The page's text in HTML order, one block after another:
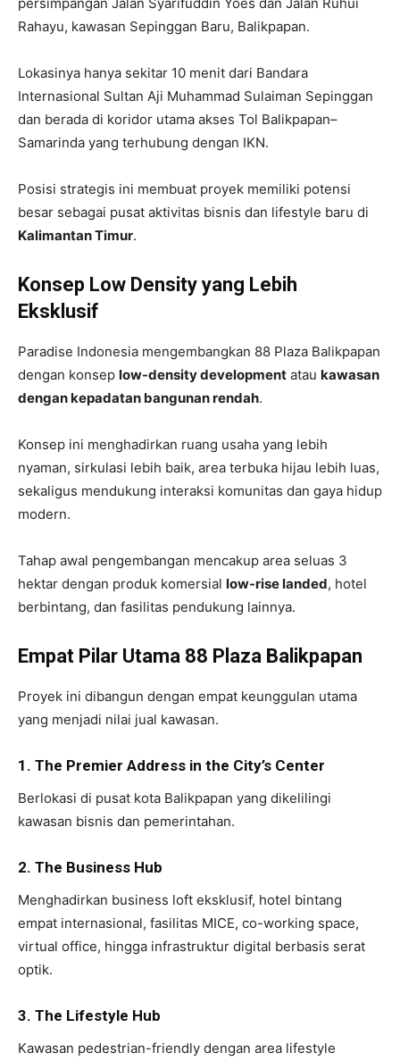
Rahayu, kawasan Sepinggan Baru, Balikpapan.
Lokasinya hanya sekitar 10 menit dari Bandara
Internasional Sultan Aji Muhammad Sulaiman Sepinggan
dan berada di koridor utama akses Tol Balikpapan–
Samarinda yang terhubung dengan IKN.
Posisi strategis ini membuat proyek memiliki potensi
besar sebagai pusat aktivitas bisnis dan lifestyle baru di
Kalimantan Timur.
Konsep Low Density yang Lebih
Eksklusif
Paradise Indonesia mengembangkan 88 Plaza Balikpapan
dengan konsep low-density development atau kawasan
dengan kepadatan bangunan rendah.
Konsep ini menghadirkan ruang usaha yang lebih
nyaman, sirkulasi lebih baik, area terbuka hijau lebih luas,
sekaligus mendukung interaksi komunitas dan gaya hidup
modern.
Tahap awal pengembangan mencakup area seluas 3
hektar dengan produk komersial low-rise landed, hotel
berbintang, dan fasilitas pendukung lainnya.
Empat Pilar Utama 88 Plaza Balikpapan
Proyek ini dibangun dengan empat keunggulan utama
yang menjadi nilai jual kawasan.
1. The Premier Address in the City’s Center
Berlokasi di pusat kota Balikpapan yang dikelilingi
kawasan bisnis dan pemerintahan.
2. The Business Hub
Menghadirkan business loft eksklusif, hotel bintang
empat internasional, fasilitas MICE, co-working space,
virtual office, hingga infrastruktur digital berbasis serat
optik.
3. The Lifestyle Hub
Kawasan pedestrian-friendly dengan area lifestyle